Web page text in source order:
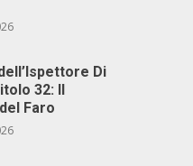
Di
32: Il
Faro